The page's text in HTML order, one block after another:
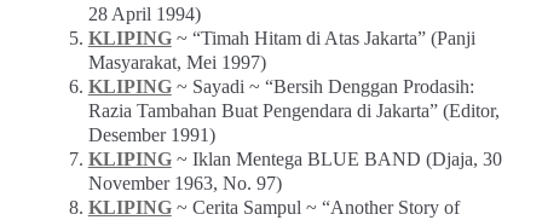
28 April 1994)
KLIPING~ “Timah Hitam di Atas Jakarta” (Panji
Masyarakat, Mei 1997)
KLIPING~ Sayadi ~ “Bersih Denggan Prodasih:
Razia Tambahan Buat Pengendara di Jakarta” (Editor,
Desember 1991)
KLIPING~ Iklan Mentega BLUE BAND (Djaja, 30
November 1963, No. 97)
KLIPING~ Cerita Sampul ~ “Another Story of